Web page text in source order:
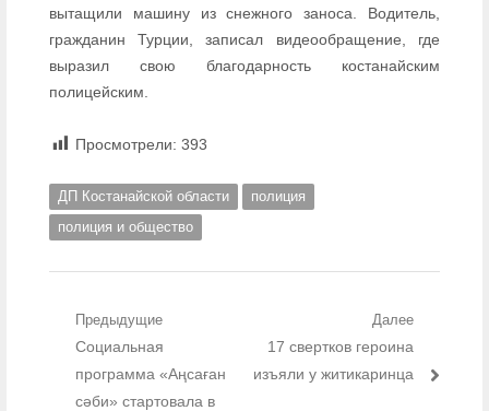
вытащили машину из снежного заноса. Водитель,
гражданин Турции, записал видеообращение, где
выразил свою благодарность костанайским
полицейским.
Просмотрели: 393
ДП Костанайской области
полиция
полиция и общество
Навигация по записям
Предыдущие
Предыдущий пост:
Социальная
программа «Аңсаған
сәби» стартовала в
Далее
Следующий пост:
17 свертков героина
изъяли у житикаринца